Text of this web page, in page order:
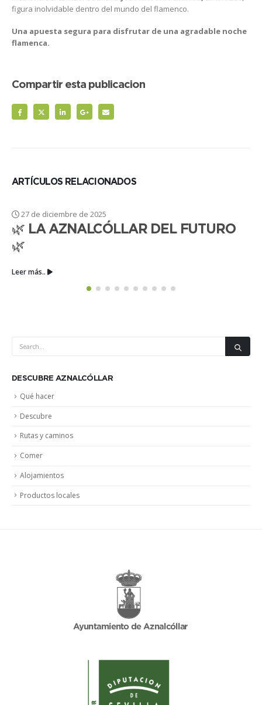
figura inolvidable dentro del mundo del flamenco.
Una apuesta segura para disfrutar de una agradable noche
flamenca.
Compartir esta publicacion
ARTÍCULOS RELACIONADOS
diciembre de 2025
AZNALCÓLLAR DEL FUTURO
DESCUBRE AZNALCÓLLAR
Qué hacer
Descubre
Rutas y caminos
Comer
Alojamientos
Productos locales